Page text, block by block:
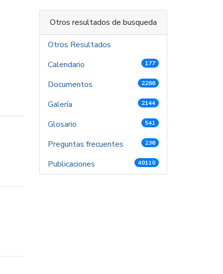
Otros resultados de busqueda
Otros Resultados
Calendario
177
Documentos 2286
Galería 2144
Glosario 541
Preguntas frecuentes 236
Publicaciones 40110